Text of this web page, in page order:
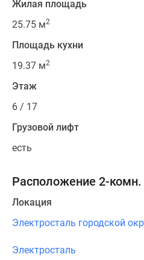
Жилая площадь
25.75 м2
Площадь кухни
19.37 м2
Этаж
6 / 17
Грузовой лифт
есть
Расположение 2-
Локация
Электросталь городской
Электросталь